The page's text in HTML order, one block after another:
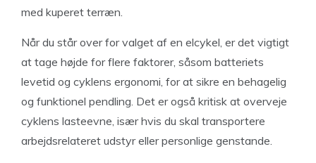
med kuperet terræn.
Når du står over for valget af en elcykel, er det vigtigt
at tage højde for flere faktorer, såsom batteriets
levetid og cyklens ergonomi, for at sikre en behagelig
og funktionel pendling. Det er også kritisk at overveje
cyklens lasteevne, især hvis du skal transportere
arbejdsrelateret udstyr eller personlige genstande.